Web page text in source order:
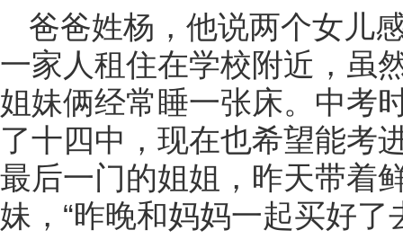
爸爸姓杨，他说两个女儿
一家人租住在学校附近，虽
姐妹俩经常睡一张床。中考
了十四中，现在也希望能考
最后一门的姐姐，昨天带着
妹，“昨晚和妈妈一起买好了